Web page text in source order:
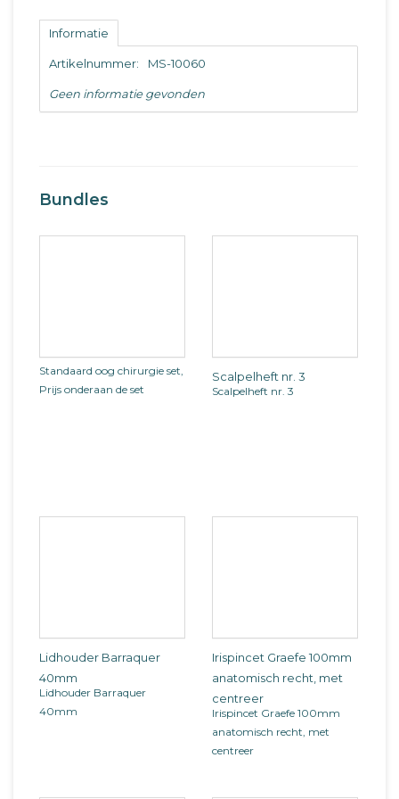
Informatie
Artikelnummer: MS-10060
Geen informatie gevonden
Bundles
Standaard oog chirurgie set,
Prijs onderaan de set
Scalpelheft nr. 3
Scalpelheft nr. 3
Lidhouder Barraquer
40mm
Lidhouder Barraquer
40mm
Irispincet Graefe 100mm
anatomisch recht, met
centreer
Irispincet Graefe 100mm
anatomisch recht, met
centreer